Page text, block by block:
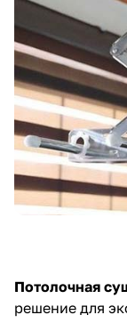
Потолочная
решение для